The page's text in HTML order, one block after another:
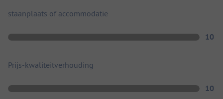
staanplaats of accommodatie
10
Prijs-kwaliteitverhouding
10